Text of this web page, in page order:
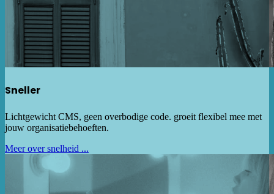
Sneller
Lichtgewicht CMS, geen overbodige code. groeit flexibel mee met
jouw organisatiebehoeften.
Meer over snelheid ...